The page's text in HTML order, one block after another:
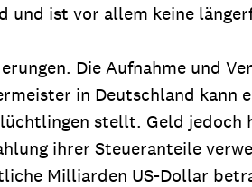
ist vor allem keine
Die Aufnahme und
in Deutschland kann
stellt. Geld
ihrer Steueranteile
Milliarden US-Dollar